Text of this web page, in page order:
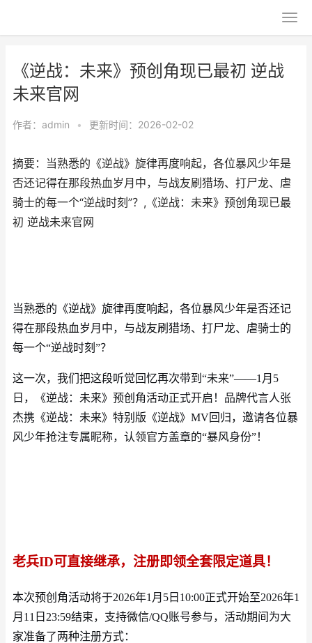
《逆战：未来》预创角现已最初 逆战
未来官网
作者： admin • 更新时间：2026-02-02
摘要：当熟悉的《逆战》旋律再度响起，各位暴风少年是
否还记得在那段热血岁月中，与战友刷猎场、打尸龙、虐
骑士的每一个“逆战时刻”？,《逆战：未来》预创角现已最
初 逆战未来官网
当熟悉的《逆战》旋律再度响起，各位暴风少年是否还记
得在那段热血岁月中，与战友刷猎场、打尸龙、虐骑士的
每一个“逆战时刻”？
这一次，我们把这段听觉回忆再次带到 “未来”——1月5
日，《逆战：未来》预创角活动正式开启！品牌代言人张
杰携《逆战：未来》特别版《逆战》MV回归，邀请各位暴
风少年抢注专属昵称，认领官方盖章的“暴风身份”！
老兵ID可直接继承，注册即领全套限定道具！
本次预创角活动将于2026年1月5日10:00正式开始至2026年1
月11日23:59结束，支持微信/QQ账号参与，活动期间为大
家准备了两种注册方式：